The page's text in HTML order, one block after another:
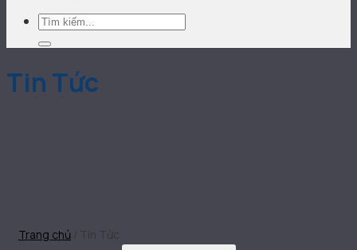
Tìm
kiếm:
Tin Tức
Trang chủ / Tin Tức